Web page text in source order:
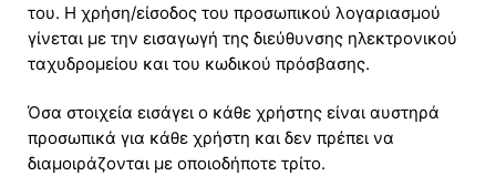
του. Η χρήση/είσοδος του προσωπικού λογαριασμού
γίνεται με την εισαγωγή της διεύθυνσης ηλεκτρονικού
ταχυδρομείου και του κωδικού πρόσβασης.
Όσα στοιχεία εισάγει ο κάθε χρήστης είναι αυστηρά
προσωπικά για κάθε χρήστη και δεν πρέπει να
διαμοιράζονται με οποιοδήποτε τρίτο.